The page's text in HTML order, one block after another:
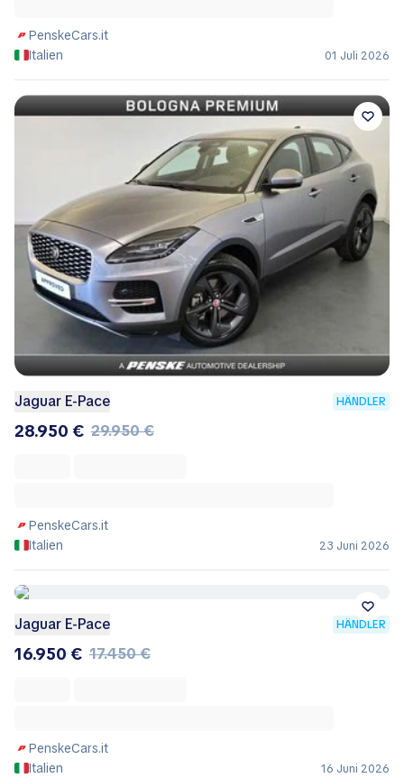
PenskeCars.it
Italien
01 Juli 2026
Jaguar E-Pace HÄNDLER
28.950 € 29.950 €
PenskeCars.it
Italien
23 Juni 2026
Jaguar E-Pace HÄNDLER
16.950 € 17.450 €
PenskeCars.it
Italien
16 Juni 2026